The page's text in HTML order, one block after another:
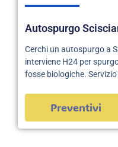
Autospurgo
Cerchi un autospurgo a
interviene H24 per
fosse biologiche.
Preventivi